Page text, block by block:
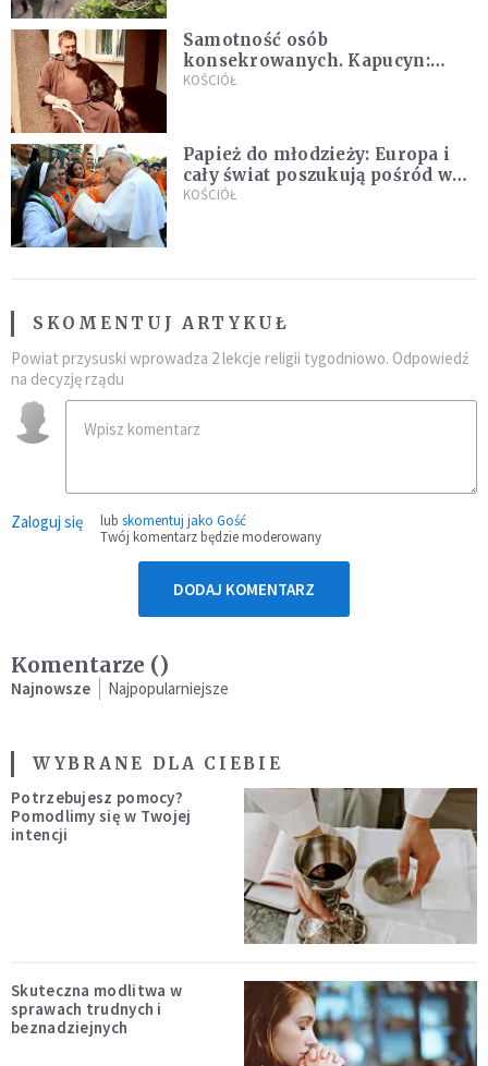
Samotność osób
konsekrowanych. Kapucyn:
Życie w pojedynkę rzadko jest
KOŚCIÓŁ
Papież do młodzieży: Europa i
cały świat poszukują pośród was
nowych świętych
KOŚCIÓŁ
SKOMENTUJ ARTYKUŁ
Powiat przysuski wprowadza 2 lekcje religii tygodniowo. Odpowiedź
na decyzję rządu
Zaloguj się lub skomentuj jako Gość
Twój komentarz będzie moderowany
DODAJ KOMENTARZ
Komentarze ()
Najnowsze Najpopularniejsze
WYBRANE DLA CIEBIE
Potrzebujesz pomocy?
Pomodlimy się w Twojej
intencji
Skuteczna modlitwa w
sprawach trudnych i
beznadziejnych